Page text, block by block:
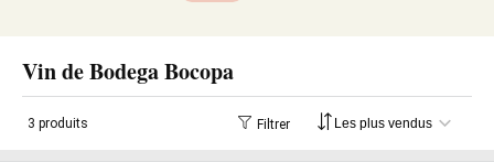
Vin de Bodega Bocopa
3 produits Filtrer